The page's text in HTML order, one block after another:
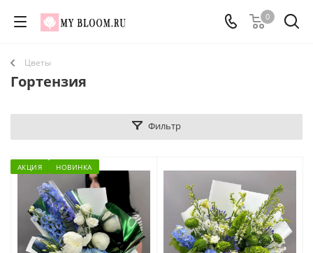
0
Цветы
Гортензия
Фильтр
АКЦИЯ НОВИНКА